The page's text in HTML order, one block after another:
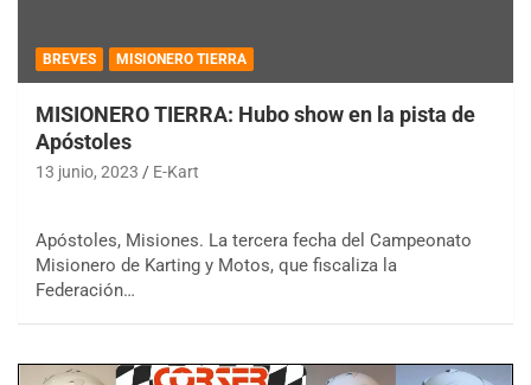
BREVES MISIONERO TIERRA
MISIONERO TIERRA: Hubo show en la pista de
Apóstoles
13 junio, 2023 E-Kart
Apóstoles, Misiones. La tercera fecha del Campeonato
Misionero de Karting y Motos, que fiscaliza la
Federación…